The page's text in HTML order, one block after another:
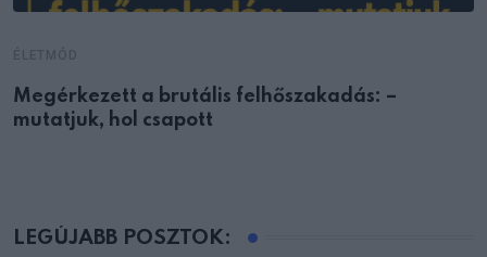
Megérkezett a brutális felhőszakadás: –
mutatjuk, hol csapott
LEGÚJABB POSZTOK: